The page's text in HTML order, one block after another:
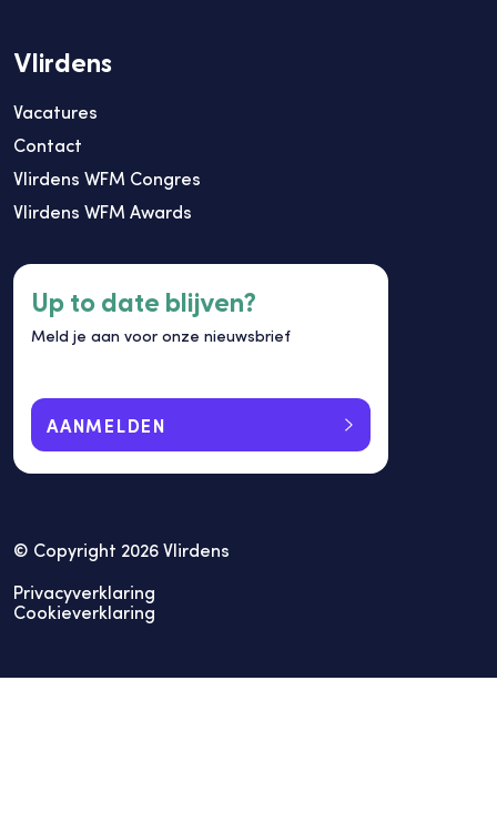
Vlirdens
Vacatures
Contact
Vlirdens WFM Congres
Vlirdens WFM Awards
Up to date blijven?
Meld je aan voor onze nieuwsbrief
AANMELDEN
© Copyright 2026 Vlirdens
Privacyverklaring
Cookieverklaring